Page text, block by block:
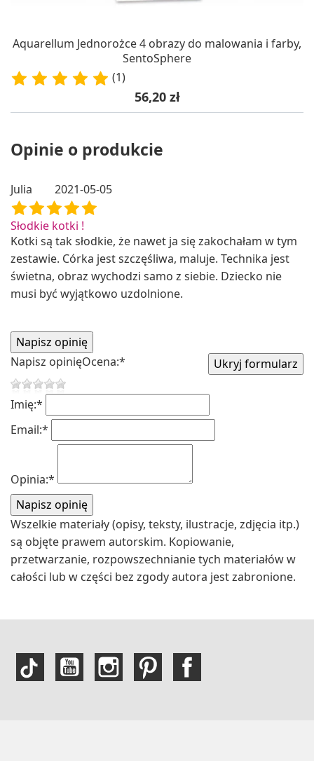
Aquarellum Jednorożce 4 obrazy do malowania i farby,
SentoSphere
(1)
Cena
56,20 zł
Opinie o produkcie
Julia 2021-05-05
Słodkie kotki !
Kotki są tak słodkie, że nawet ja się zakochałam w tym
zestawie. Córka jest szczęśliwa, maluje. Technika jest
świetna, obraz wychodzi samo z siebie. Dziecko nie
musi być wyjątkowo uzdolnione.
Napisz opinięOcena:*
Imię:*
Email:*
Opinia:*
Wszelkie materiały (opisy, teksty, ilustracje, zdjęcia itp.)
są objęte prawem autorskim. Kopiowanie,
przetwarzanie, rozpowszechnianie tych materiałów w
całości lub w części bez zgody autora jest zabronione.